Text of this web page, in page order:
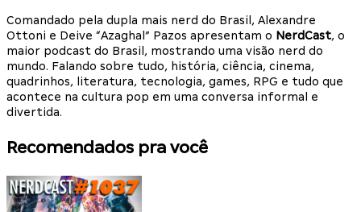
Comandado pela dupla mais nerd do Brasil, Alexandre
Ottoni e Deive “Azaghal” Pazos apresentam o NerdCast, o
maior podcast do Brasil, mostrando uma visão nerd do
mundo. Falando sobre tudo, história, ciência, cinema,
quadrinhos, literatura, tecnologia, games, RPG e tudo que
acontece na cultura pop em uma conversa informal e
divertida.
Recomendados pra você